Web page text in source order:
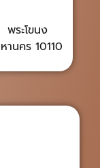
ะโขนง
ร 10110